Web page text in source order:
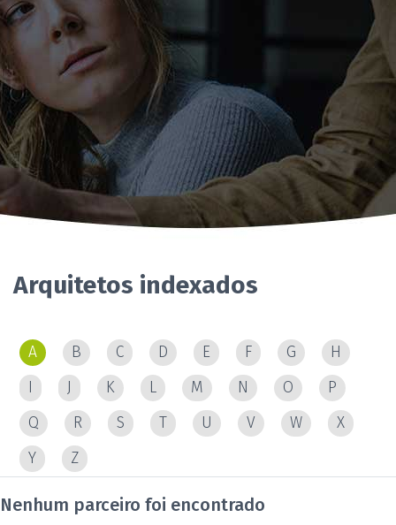
Arquitetos indexados
A B C D E F G
H
J K L M N O
P
Q
R S T U V W
X
Y
Z
Nenhum parceiro foi encontrado